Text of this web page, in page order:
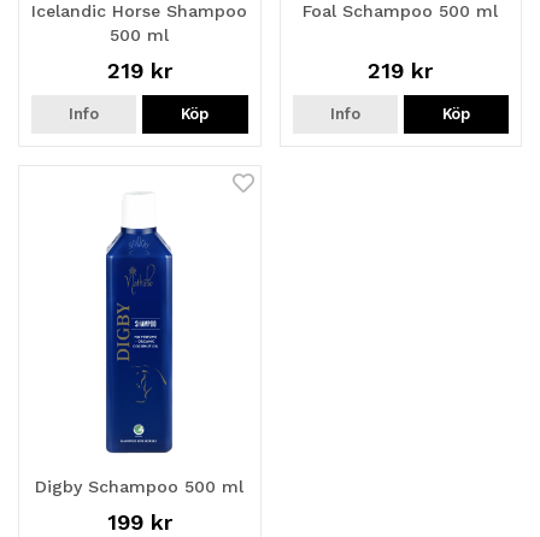
Icelandic Horse Shampoo
500 ml
219 kr
Info Köp
Foal Schampoo 500 ml
219 kr
Info Köp
Digby Schampoo 500 ml
199 kr